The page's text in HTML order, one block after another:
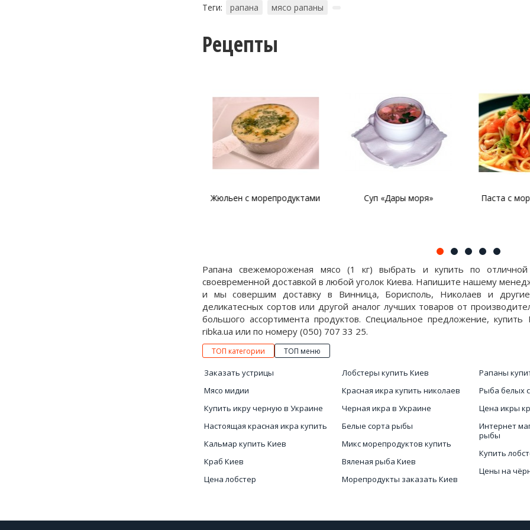
Теги:
рапана мясо рапаны
Рецепты
Суп «Дары моря» Паста с морепродуктами Паста
Рапана свежемороженая мясо (1 кг) выбрать и купить по
своевременной доставкой в любой уголок Киева. Напишите нашему
и мы совершим доставку в Винница, Борисполь, Николаев и
деликатесных сортов или другой аналог лучших товаров от
большого ассортимента продуктов. Специальное предложение,
ribka.ua или по номеру (050) 707 33 25.
ТОП категории ТОП меню
Заказать устрицы
Мясо мидии
Купить икру черную в Украине
Настоящая красная икра купить
Кальмар купить Киев
Краб Киев
Цена лобстер
Лобстеры купить Киев
Красная икра купить николаев
Черная икра в Украине
Белые сорта рыбы
Микс морепродуктов купить
Вяленая рыба Киев
Морепродукты заказать Киев
Рапаны
Рыба белых
Цена икры
Интернет
рыбы
Купить
Цены на